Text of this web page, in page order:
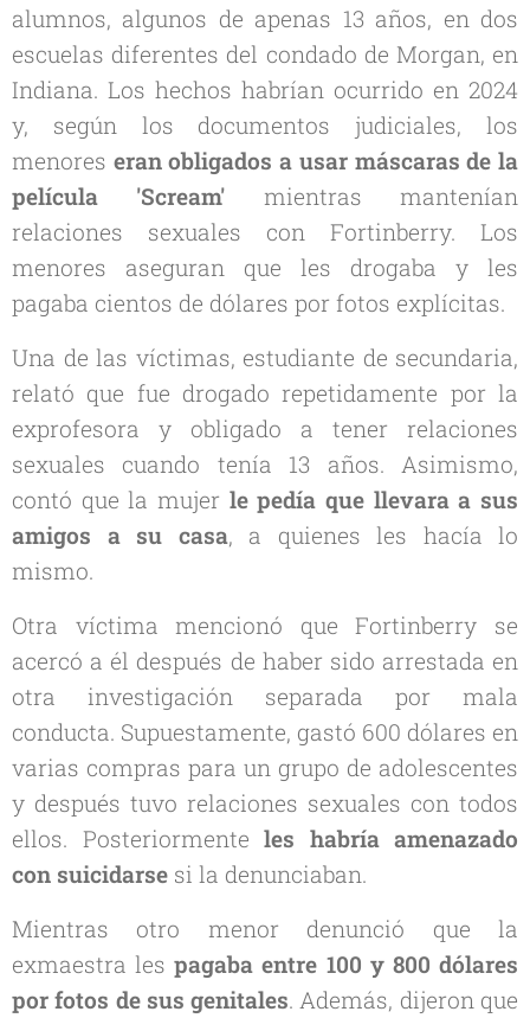
alumnos, algunos de apenas 13 años, en dos
escuelas diferentes del condado de Morgan, en
Indiana. Los hechos habrían ocurrido en 2024
y, según los documentos judiciales, los
menores eran obligados a usar máscaras de la
película 'Scream' mientras mantenían
relaciones sexuales con Fortinberry. Los
menores aseguran que les drogaba y les
pagaba cientos de dólares por fotos explícitas.
Una de las víctimas, estudiante de secundaria,
relató que fue drogado repetidamente por la
exprofesora y obligado a tener relaciones
sexuales cuando tenía 13 años. Asimismo,
contó que la mujer le pedía que llevara a sus
amigos a su casa, a quienes les hacía lo
mismo.
Otra víctima mencionó que Fortinberry se
acercó a él después de haber sido arrestada en
otra investigación separada por mala
conducta. Supuestamente, gastó 600 dólares en
varias compras para un grupo de adolescentes
y después tuvo relaciones sexuales con todos
ellos. Posteriormente les habría amenazado
con suicidarse si la denunciaban.
Mientras otro menor denunció que la
exmaestra lespagaba entre 100 y 800 dólares
por fotos de sus genitales. Además, dijeron que